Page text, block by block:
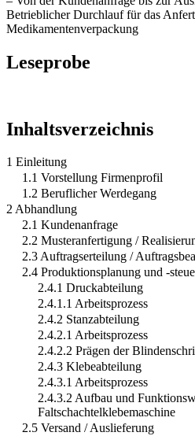
Betrieblicher Durchlauf für das
Medikamentenverpackung
Leseprobe
Inhaltsverzeichnis
1 Einleitung
1.1 Vorstellung Firmenprofil
1.2 Beruflicher Werdegang
2 Abhandlung
2.1 Kundenanfrage
2.2 Musteranfertigung /
2.3 Auftragserteilung /
2.4 Produktionsplanung und -
2.4.1 Druckabteilung
2.4.1.1 Arbeitsprozess
2.4.2 Stanzabteilung
2.4.2.1 Arbeitsprozess
2.4.2.2 Prägen der
2.4.3 Klebeabteilung
2.4.3.1 Arbeitsprozess
2.4.3.2 Aufbau und
Faltschachtelklebemaschine
2.5 Versand / Auslieferung